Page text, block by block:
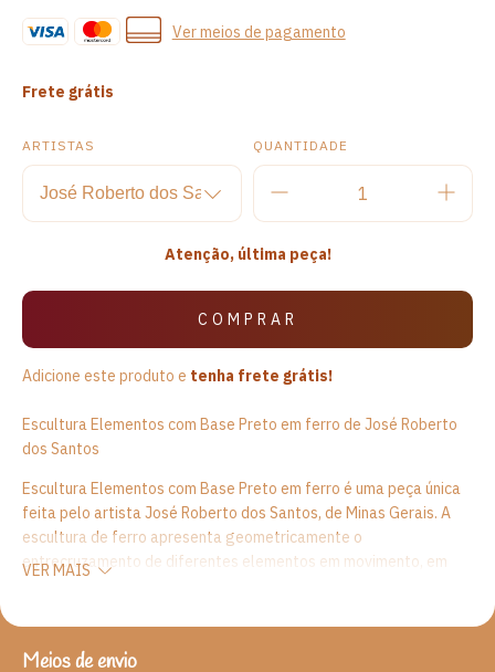
Ver meios de pagamento
Frete grátis
ARTISTAS QUANTIDADE
Atenção, última peça!
Adicione este produto e tenha frete grátis!
Escultura Elementos com Base Preto em ferro de José Roberto
dos Santos
Escultura Elementos com Base Preto em ferro é uma peça única
feita pelo artista José Roberto dos Santos, de Minas Gerais. A
escultura de ferro apresenta geometricamente o
entrecruzamento de diferentes elementos em movimento, em
estilo moderno e versátil, dando forma e movimento para os
VER MAIS
ENTREGAS PARA O CEP:
Meios de envio